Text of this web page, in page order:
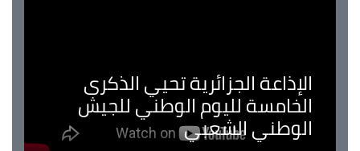
الإذاعة الجزائرية تحيي الذكرى
الخامسة لليوم الوطني للجيش
الوطني الشعبي